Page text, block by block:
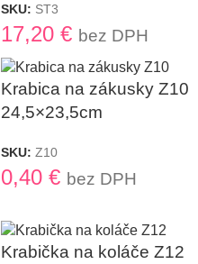
SKU: ST3
17,20 € bez DPH
Krabica na zákusky Z10
24,5×23,5cm
SKU: Z10
0,40 € bez DPH
Krabička na koláče Z12